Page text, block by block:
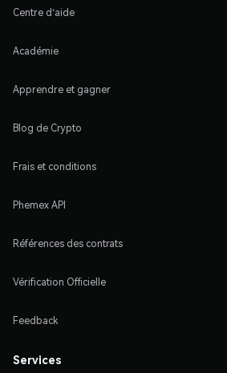
Centre d'aide
Académie
Apprendre et gagner
Blog de Crypto
Frais et conditions
Phemex API
Références des contrats
Vérification Officielle
Feedback
Services